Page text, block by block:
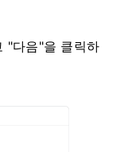
"다음"을 클릭하